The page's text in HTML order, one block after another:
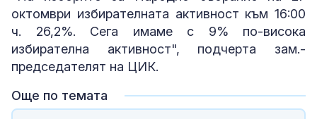
октомври избирателната активност към 16:00
ч. 26,2%. Сега имаме с 9% по-висока
избирателна активност", подчерта зам.-
председателят на ЦИК.
Още по темата